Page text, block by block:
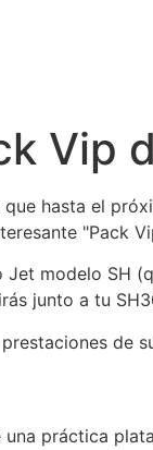
Vip
hasta el
"Pack
modelo SH
junto a tu
de
práctica